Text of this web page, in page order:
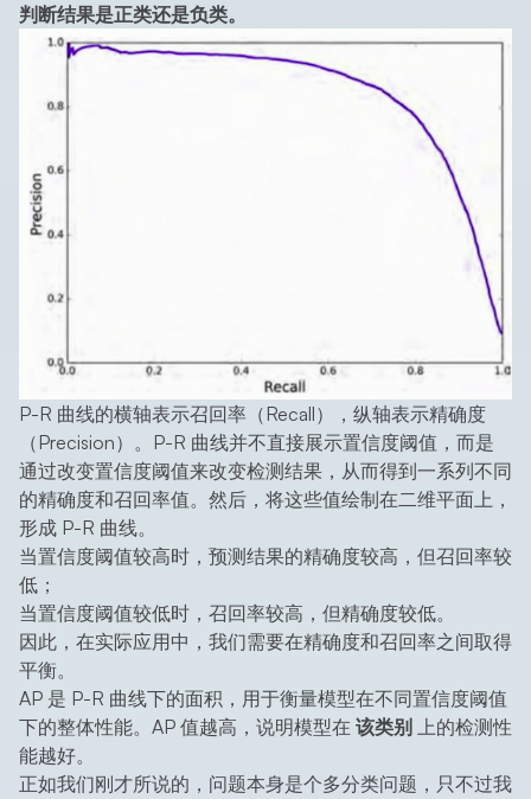
判断结果是正类还是负类。
P-R 曲线的横轴表示召回率（Recall），纵轴表示精确度
（Precision）。P-R 曲线并不直接展示置信度阈值，而是
通过改变置信度阈值来改变检测结果，从而得到一系列不同
的精确度和召回率值。然后，将这些值绘制在二维平面上，
形成 P-R 曲线。
当置信度阈值较高时，预测结果的精确度较高，但召回率较
低；
当置信度阈值较低时，召回率较高，但精确度较低。
因此，在实际应用中，我们需要在精确度和召回率之间取得
平衡。
AP 是 P-R 曲线下的面积，用于衡量模型在不同置信度阈值
下的整体性能。AP 值越高，说明模型在 该类别 上的检测性
能越好。
正如我们刚才所说的，问题本身是个多分类问题，只不过我